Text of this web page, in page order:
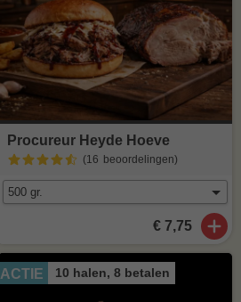
Procureur Heyde Hoeve
(16 beoordelingen)
€ 7,75
ACTIE 10 halen, 8 betalen